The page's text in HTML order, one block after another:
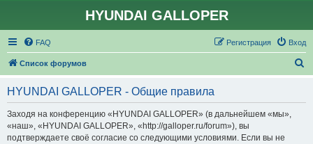
HYUNDAI GALLOPER
FAQ Вход
Регистрация
Список форумов
HYUNDAI GALLOPER - Общие правила
Заходя на конференцию «HYUNDAI GALLOPER» (в дальнейшем «мы»,
«наш», «HYUNDAI GALLOPER», «http://galloper.ru/forum»), вы
подтверждаете своё согласие со следующими условиями. Если вы не